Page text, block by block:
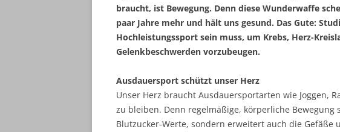
braucht, ist Bewegung. Denn diese Wunderwaffe
paar Jahre mehr und hält uns gesund. Das Gute:
Hochleistungssport sein muss, um Krebs, Herz-
Gelenkbeschwerden vorzubeugen.
Ausdauersport schützt unser Herz
Unser Herz braucht Ausdauersportarten wie Joggen,
zu bleiben. Denn regelmäßige, körperliche
Blutzucker-Werte, sondern erweitert auch die Gefäße